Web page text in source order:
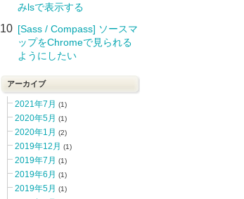
みlsで表示する
10 [Sass / Compass] ソースマ
ップをChromeで見られる
ようにしたい
アーカイブ
2021年7月 (1)
2020年5月 (1)
2020年1月 (2)
2019年12月 (1)
2019年7月 (1)
2019年6月 (1)
2019年5月 (1)